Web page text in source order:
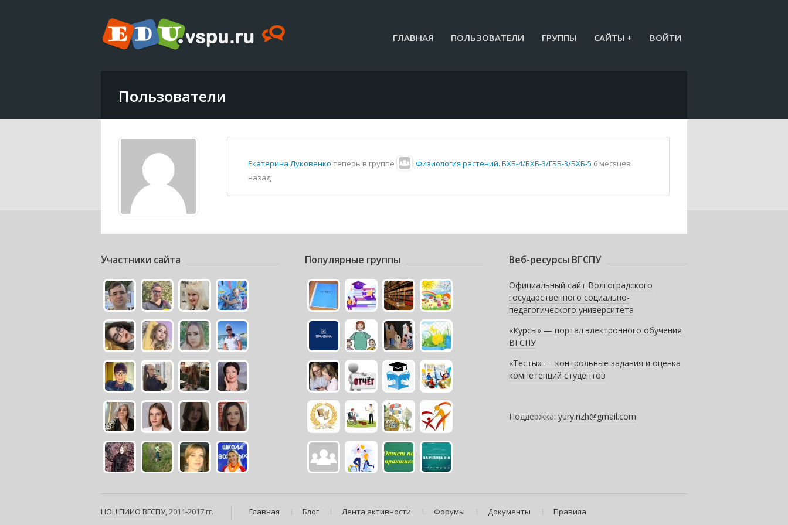
ГЛАВНАЯ ПОЛЬЗОВАТЕЛИ ГРУППЫ САЙТЫ + ВОЙТИ
Пользователи
Екатерина Луковенко теперь в группе Физиология растений. БХБ-4/БХБ-3/ГББ-3/БХБ-5 6 месяцев
назад
Участники сайта Популярные группы Веб-ресурсы ВГСПУ
Официальный сайт Волгоградского
государственного социально-
педагогического университета
«Курсы» — портал электронного обучения
ВГСПУ
«Тесты» — контрольные задания и оценка
компетенций студентов
Поддержка: yury.rizh@gmail.com
НОЦ ПИИО ВГСПУ, 2011-2017 гг. Главная Блог Лента активности Форумы Документы Правила